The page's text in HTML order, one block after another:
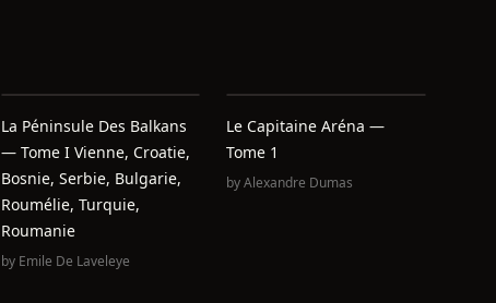
La Péninsule Des Balkans
— Tome I Vienne, Croatie,
Bosnie, Serbie, Bulgarie,
Roumélie, Turquie,
Roumanie
by Emile De Laveleye
Le Capitaine Aréna —
Tome 1
byAlexandre Dumas